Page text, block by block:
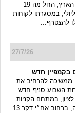
קניונים ברחבי הארץ, החל מה 19
עד ה 22 ליולי, במסגרתו לקוחות
להצטרף...
27/7/26
בקמפיין חדש
ממשיכה להרחיב את
השבוע סניף חדש
במתחם הקניות
והבילוי פרוטאה, ברחוב אח״י דקר 13